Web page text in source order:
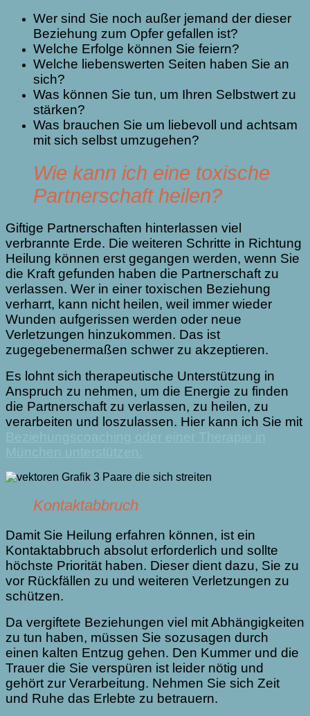
Wer sind Sie noch außer jemand der dieser
Beziehung zum Opfer gefallen ist?
Welche Erfolge können Sie feiern?
Welche liebenswerten Seiten haben Sie an
sich?
Was können Sie tun, um Ihren Selbstwert zu
stärken?
Was brauchen Sie um liebevoll und achtsam
mit sich selbst umzugehen?
Wie kann ich eine toxische
Partnerschaft heilen?
Giftige Partnerschaften hinterlassen viel
verbrannte Erde. Die weiteren Schritte in Richtung
Heilung können erst gegangen werden, wenn Sie
die Kraft gefunden haben die Partnerschaft zu
verlassen. Wer in einer toxischen Beziehung
verharrt, kann nicht heilen, weil immer wieder
Wunden aufgerissen werden oder neue
Verletzungen hinzukommen. Das ist
zugegebenermaßen schwer zu akzeptieren.
Es lohnt sich therapeutische Unterstützung in
Anspruch zu nehmen, um die Energie zu finden
die Partnerschaft zu verlassen, zu heilen, zu
verarbeiten und loszulassen. Hier kann ich Sie mit
Kontaktabbruch
Damit Sie Heilung erfahren können, ist ein
Kontaktabbruch absolut erforderlich und sollte
höchste Priorität haben. Dieser dient dazu, Sie zu
vor Rückfällen zu und weiteren Verletzungen zu
schützen.
Da vergiftete Beziehungen viel mit Abhängigkeiten
zu tun haben, müssen Sie sozusagen durch
einen kalten Entzug gehen. Den Kummer und die
Trauer die Sie verspüren ist leider nötig und
gehört zur Verarbeitung. Nehmen Sie sich Zeit
und Ruhe das Erlebte zu betrauern.